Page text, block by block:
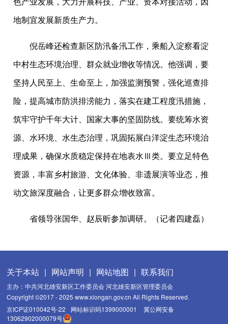
地制宜发展新质生产力。
倪岳峰还检查新区防汛备汛工作，乘船入淀察看淀
中村生态环境治理、群众就业增收等情况。他强调，要
坚持人民至上、生命至上，加强监测预警，强化巡查排
险，提高城市防洪排涝能力，落实在建工程度汛措施，
筑牢守护千年大计、国家大事的坚固防线。要统筹水资
源、水环境、水生态治理，巩固拓展白洋淀生态环境治
理成果，确保水质稳定保持在地表水Ⅲ类。要立足特色
资源，丰富乡村旅游、文化体验、非遗展演等业态，推
动文旅深度融合，让更多群众增收致富。
省领导张国华、赵辰昕参加调研。（记者四建磊）
关于本站 | 网站声明 | 网站地图 | 联系我们
主办：中共河北雄安新区工作委员会 河北雄安新区管理委员会
Copyright ©2017 - 2025 www.xiongan.gov.cn All Rights Reserved.
京ICP证010042号-22
网站标识码1399000001
冀公网安备
13062902000079号